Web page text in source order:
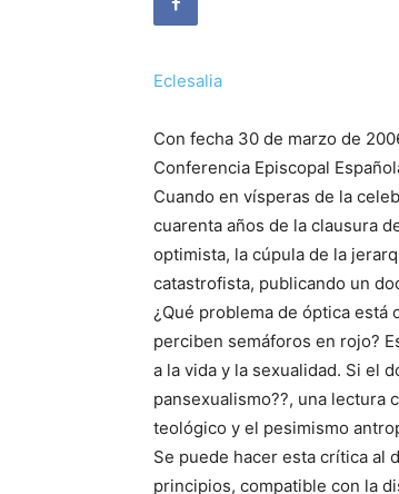
Eclesalia
Con fecha 30 de marzo de
Conferencia Episcopal
Cuando en vísperas de la
cuarenta años de la clausura
optimista, la cúpula de la
catastrofista, publicando un
¿Qué problema de óptica está
perciben semáforos en rojo?
a la vida y la sexualidad. Si el
pansexualismo??, una lectura
teológico y el pesimismo
Se puede hacer esta crítica al
principios, compatible con la